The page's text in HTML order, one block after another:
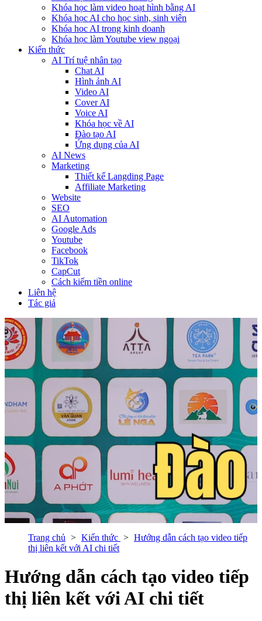
Khóa học làm video hoạt hình bằng AI
Khóa học AI cho học sinh, sinh viên
Khóa hoc AI trong kinh doanh
Khóa học làm Youtube view ngoại
Kiến thức
AI Trí tuệ nhân tạo
Chat AI
Hình ảnh AI
Video AI
Cover AI
Voice AI
Khóa học về AI
Đào tạo AI
Ứng dụng của AI
AI News
Marketing
Thiết kế Langding Page
Affiliate Marketing
Website
SEO
AI Automation
Google Ads
Youtube
Facebook
TikTok
CapCut
Cách kiếm tiền online
Liên hệ
Tác giả
Trang chủ Kiến thức
Hướng dẫn cách tạo video tiếp
thị liên kết với AI chi tiết
Hướng dẫn cách tạo video tiếp
thị liên kết với AI chi tiết